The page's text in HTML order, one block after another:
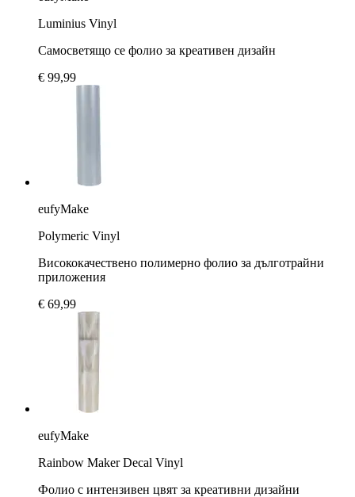
Luminius Vinyl
Самосветящо се фолио за креативен дизайн
€ 99,99
eufyMake
Polymeric Vinyl
Висококачествено полимерно фолио за дълготрайни
приложения
€ 69,99
eufyMake
Rainbow Maker Decal Vinyl
Фолио с интензивен цвят за креативни дизайни